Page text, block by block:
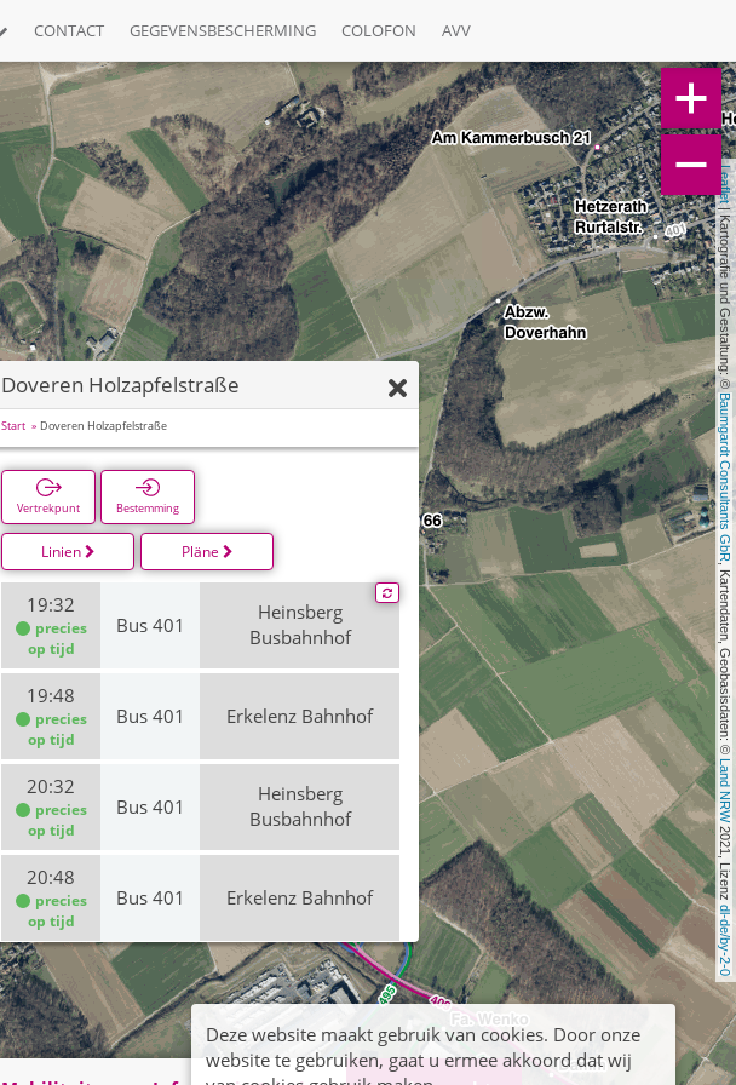
CONTACT GEGEVENSBESCHERMING COLOFON AVV
Leaflet
| Kartografie und Gestaltung: ©
Baumgardt Consultants GbR
, Kartendaten, Geobasisdaten: ©
Land NRW
2021, Lizenz
dl-de/by-2-0
Doveren Holzapfelstraße
Start Doveren Holzapfelstraße
Vertrekpunt Bestemming
Linien Pläne
19:32
precies
op tijd
Bus 401
Heinsberg
Busbahnhof
19:48
precies
op tijd
Bus 401 Erkelenz Bahnhof
20:32
precies
op tijd
Bus 401
Heinsberg
Busbahnhof
20:48
precies
op tijd
Bus 401 Erkelenz Bahnhof
21:32 Bus 401
Heinsberg
Busbahnhof
21:48 Bus 401
Erkelenz Bahnhof
Deze website maakt gebruik van cookies. Door onze
website te gebruiken, gaat u ermee akkoord dat wij